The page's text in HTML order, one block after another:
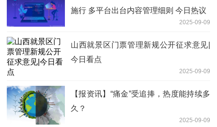
施行 多平台出台内容管理细则 今日热议
2025-09-09
山西就景区门票管理新规公开征求意见|
今日看点
2025-09-09
【报资讯】“痛金”受追捧，热度能持续多
久？
2025-09-09